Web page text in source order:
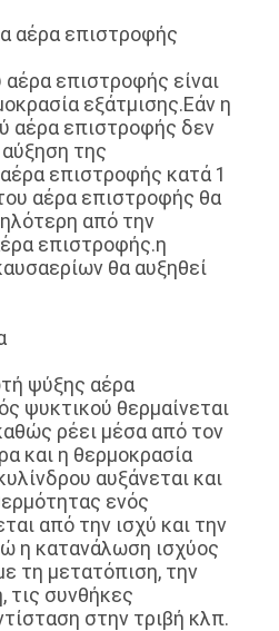
αέρα επιστροφής
επιστροφής είναι
εξάτμισης.Εάν η
αέρα επιστροφής δεν
αύξηση της
επιστροφής κατά 1
αέρα επιστροφής θα
από την
επιστροφής.η
θα αυξηθεί
ψύξης αέρα
ψυκτικού θερμαίνεται
ρέει μέσα από τον
και η θερμοκρασία
αυξάνεται και
ενός
από την ισχύ και την
η κατανάλωση ισχύος
τη μετατόπιση, την
τις συνθήκες
στην τριβή κλπ.